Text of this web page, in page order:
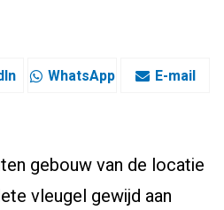
WhatsApp E-mail
gebouw van de locatie
vleugel gewijd aan